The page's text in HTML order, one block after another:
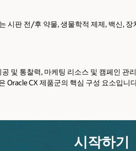
시판 전/후 약물, 생물학적 제제, 백신,
및 통찰력, 마케팅 리소스 및 캠페인
Oracle CX 제품군의 핵심 구성 요소입니
시작하기